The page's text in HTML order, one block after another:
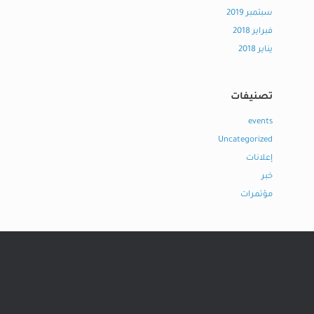
سبتمبر 2019
فبراير 2018
يناير 2018
تصنيفات
events
Uncategorized
إعلانات
خبر
مؤتمرات